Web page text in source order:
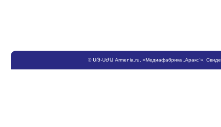
©ՍԹ-ՍԺԱ Armenia.ru , «Медиафабрика „Аракс“».